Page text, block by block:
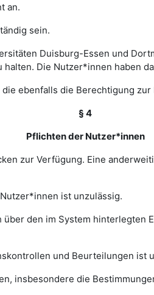
an.
sein.
Duisburg-Essen und
Die Nutzer*innen haben
ebenfalls die Berechtigung
§ 4
Pflichten der Nutzer*innen
zur Verfügung. Eine
ist unzulässig.
den im System
und Beurteilungen ist
insbesondere die